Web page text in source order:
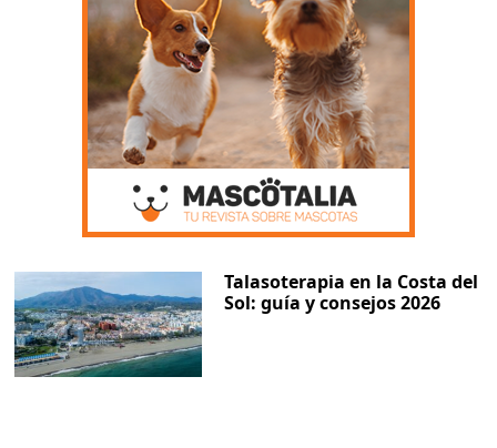
Talasoterapia en la Costa del
Sol: guía y consejos 2026